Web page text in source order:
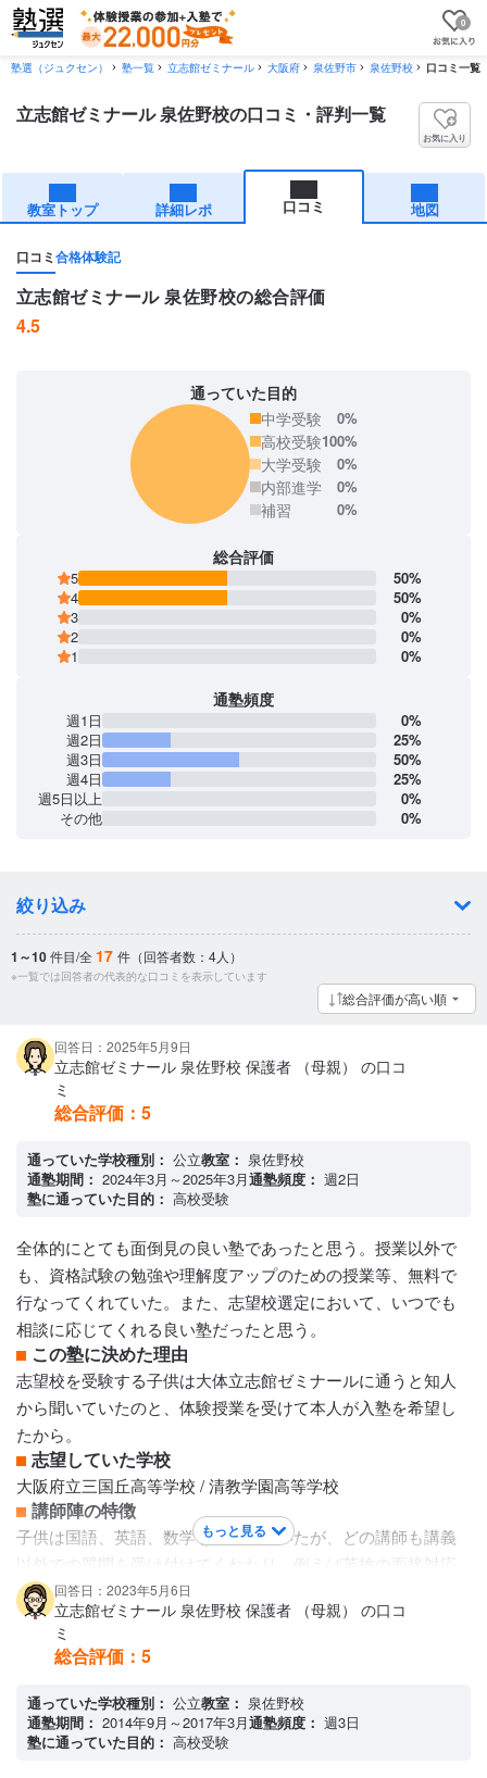
0
塾選（ジュクセン） 塾一覧 立志館ゼミナール 大阪府 泉佐野市 泉佐野校 口コミ一覧
立志館ゼミナール 泉佐野校の口コミ・評判一覧
お気に入り
教室トップ 詳細レポ 口コミ 地図
口コミ合格体験記
立志館ゼミナール 泉佐野校の総合評価
4.5
通っていた目的
中学受験
0%
高校受験100%
大学受験 0%
内部進学 0%
補習 0%
総合評価
5
50%
4
50%
3
0%
2
0%
1
0%
通塾頻度
週1日
0%
週2日
25%
週3日
50%
週4日
25%
週5日以上
0%
その他
0%
絞り込み
1～10件目/全 17 件（回答者数：4人）
※一覧では回答者の代表的な口コミを表示しています
総合評価が高い順
回答日：2025年5月9日
立志館ゼミナール 泉佐野校 保護者 （母親） の口コ
ミ
総合評価： 5
通っていた学校種別： 公立教室： 泉佐野校
通塾期間： 2024年3月～2025年3月通塾頻度： 週2日
塾に通っていた目的： 高校受験
全体的にとても面倒見の良い塾であったと思う。授業以外で
も、資格試験の勉強や理解度アップのための授業等、無料で
行なってくれていた。また、志望校選定において、いつでも
相談に応じてくれる良い塾だったと思う。
この塾に決めた理由
志望校を受験する子供は大体立志館ゼミナールに通うと知人
から聞いていたのと、体験授業を受けて本人が入塾を希望し
たから。
志望していた学校
大阪府立三国丘高等学校 / 清教学園高等学校
講師陣の特徴
子供は国語、英語、数学を受講していたが、どの講師も講義
以外での質問を受け付けてくれたり、例えば英検の面接対応
をしてくれたりと、細やかに子どもと接してくれていたと思
う。また、国語の講師が塾長であり、国語以外例えば音楽等
なんでも相談にのってくれる体制であった。
カリキュラムについて
カリキュラムについては、入塾テストにより二クラスに分け
られ、上のクラスでは文理学科や私立の難関校向けのカリキ
ュラムであったと思う。ただ、難易度の違いはあるが、上下
もっと見る
回答日：2023年5月6日
立志館ゼミナール 泉佐野校 保護者 （母親） の口コ
ミ
総合評価： 5
通っていた学校種別： 公立教室： 泉佐野校
通塾期間： 2014年9月～2017年3月通塾頻度： 週3日
塾に通っていた目的： 高校受験